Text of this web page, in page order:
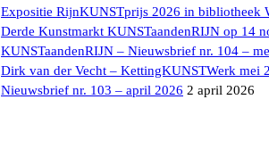
Expositie RijnKUNSTprijs 2026 in bibliotheek
Derde Kunstmarkt KUNSTaandenRIJN op 14
KUNSTaandenRIJN – Nieuwsbrief nr. 104 –
Dirk van der Vecht – KettingKUNSTWerk mei
Nieuwsbrief nr. 103 – april 2026 2 april 2026